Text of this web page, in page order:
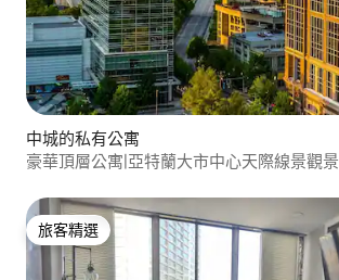
中城的私有公寓
豪華頂層公寓|亞特蘭大市中心天際線景觀景
旅客精選
旅客精選